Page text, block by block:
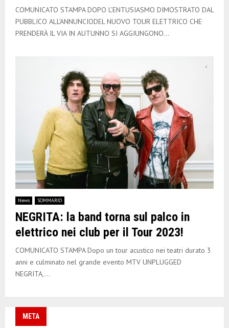
COMUNICATO STAMPA DOPO L’ENTUSIASMO DIMOSTRATO DAL
PUBBLICO ALL’ANNUNCIODEL NUOVO TOUR ELETTRICO CHE
PRENDERÀ IL VIA IN AUTUNNO SI AGGIUNGONO...
News SOMMARIO
NEGRITA: la band torna sul palco in
elettrico nei club per il Tour 2023!
COMUNICATO STAMPA Dopo un tour acustico nei teatri durato 3
anni e culminato nel grande evento MTV UNPLUGGED
NEGRITA,...
META